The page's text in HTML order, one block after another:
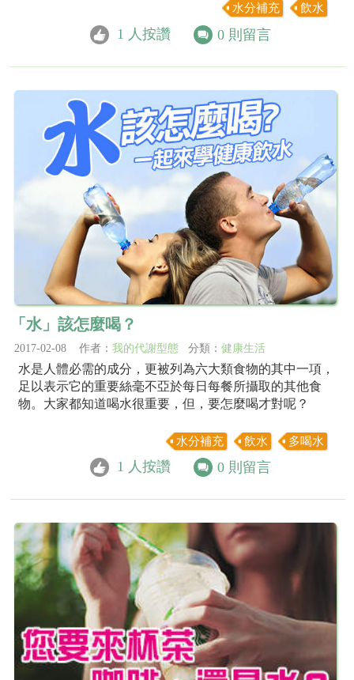
水分補充 飲水
1 人按讚 0 則留言
「水」該怎麼喝？
2017-02-08 作者： 我的代謝型態 分類： 健康生活
水是人體必需的成分，更被列為六大類食物的其中一項，
足以表示它的重要絲毫不亞於每日每餐所攝取的其他食
物。大家都知道喝水很重要，但，要怎麼喝才對呢？
水分補充 飲水 多喝水
1 人按讚 0 則留言